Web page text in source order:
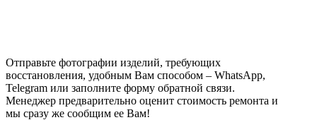
Отправьте фотографии изделий, требующих
восстановления, удобным Вам способом – WhatsApp,
Telegram или заполните форму обратной связи.
Менеджер предварительно оценит стоимость ремонта и
мы сразу же сообщим ее Вам!